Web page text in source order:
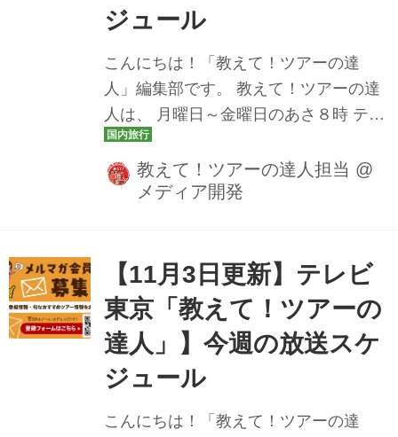
ね。 11月3日（月・祝） 越前がにと丹
よく巡る よくばりツアー ＞冬の味覚の
王様 タグ付き越前ガニ 越前若狭･丹後
半島3日...
ジュール
こんにちは！「教えて！ツアーの達
人」編集部です。 教えて！ツアーの達
人は、 月曜日～金曜日のあさ８時 テレ
ビ東京にて放送中です♪ 今週の放送スケ
ジュールをツアー情報とともにお届け
いたします。 どんなツアーが登場する
とプレミアム観光列車「富士山ビュー
特急」に一度に乗車。伊豆の絶品グル
メも満喫ツアー ＞[番組スペシャルプラ
ン]下田温泉･下田プリンスホテルの海側
客室に宿泊 サフィール踊り子と富士山
日（水） 旬のブランド「生」牡蠣、牛
教えて！ツアーの達人担当 @
メディア開発
【11月3日更新】テレビ
東京「教えて！ツアーの
達人」】今週の放送スケ
ジュール
こんにちは！「教えて！ツアーの達